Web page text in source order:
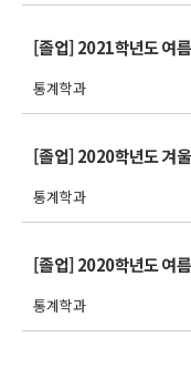
[졸업] 2021학년도 여
통계학과
[졸업] 2020학년도 겨
통계학과
[졸업] 2020학년도 여
통계학과